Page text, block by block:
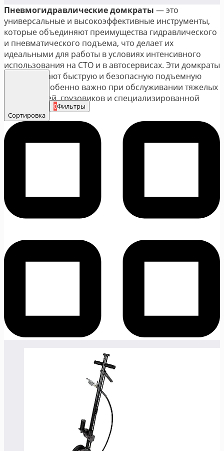
Пневмогидравлические домкраты — это
универсальные и высокоэффективные инструменты,
которые объединяют преимущества гидравлического
и пневматического подъема, что делает их
идеальными для работы в условиях интенсивного
использования на СТО и в автосервисах. Эти домкраты
обеспечивают быструю и безопасную подъемную
силу, что особенно важно при обслуживании тяжелых
автомобилей, грузовиков и специализированной
Сортировка
0Фильтры